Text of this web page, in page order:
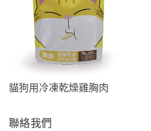
貓狗用冷凍乾燥雞胸肉
聯絡我們